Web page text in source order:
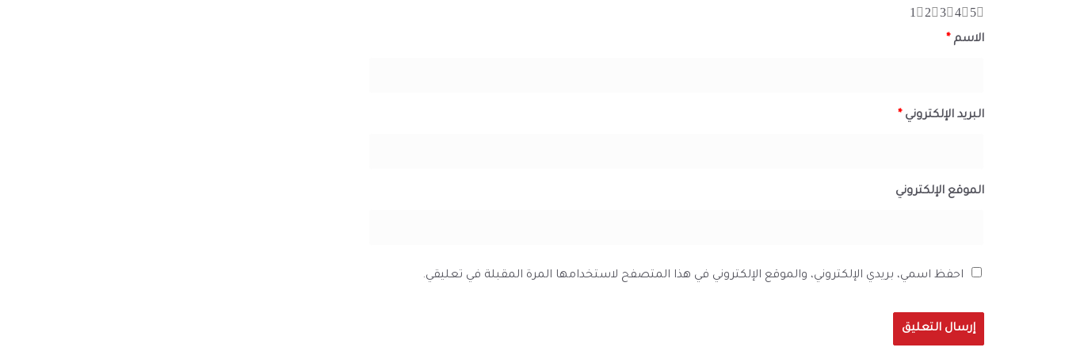
5
4
3
2
1
الاسم *
البريد الإلكتروني *
الموقع الإلكتروني
احفظ اسمي، بريدي الإلكتروني، والموقع الإلكتروني في هذا المتصفح لاستخدامها المرة المقبلة في تعليقي.